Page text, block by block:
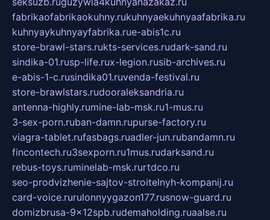
fabrikaofabrikaokuhny.rukuhnyaekuhnyaafabrika.ru
kuhnyaykuhnyayfabrika.rue-abis1c.ru
store-brawl-stars.rukts-services.rudark-sand.ru
sindika-01.rusp-life.rux-legion.rusib-archives.ru
e-abis-1-c.rusindika01.ruvenda-festival.ru
store-brawlstars.rudooraleksandria.ru
antenna-highly.rumine-lab-msk.ru1-mus.ru
3-sex-porn.ruban-damn.rupurse-factory.ru
viagra-tablet.rufasbags.ruadler-jun.rubandamn.ru
fincontech.ru3sexporn.ru1mus.rudarksand.ru
rebus-toys.ruminelab-msk.rurtdco.ru
seo-prodvizhenie-sajtov-stroitelnyh-kompanij.ru
card-voice.rurulonnyygazon177.rusnow-guard.ru
domizbrusa-9x12spb.rudemaholding.ruaalse.ru